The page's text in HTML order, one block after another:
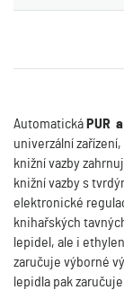
Automatická PUR
univerzální
knižní vazby
knižní vazby s
elektronické
knihařských
lepidel, ale i
zaručuje výborné
lepidla pak